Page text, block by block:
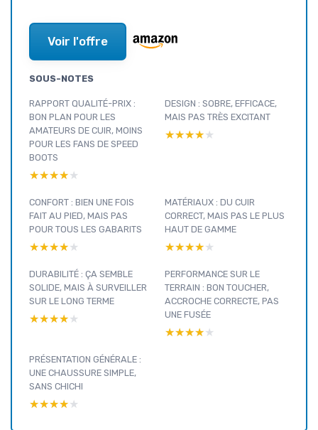
Voir l'offre
SOUS-NOTES
RAPPORT QUALITÉ-PRIX :
BON PLAN POUR LES
AMATEURS DE CUIR, MOINS
POUR LES FANS DE SPEED
BOOTS
★★★★★
★★★★★
DESIGN : SOBRE, EFFICACE,
MAIS PAS TRÈS EXCITANT
★★★★★
★★★★★
CONFORT : BIEN UNE FOIS
FAIT AU PIED, MAIS PAS
POUR TOUS LES GABARITS
★★★★★
★★★★★
MATÉRIAUX : DU CUIR
CORRECT, MAIS PAS LE PLUS
HAUT DE GAMME
★★★★★
★★★★★
DURABILITÉ : ÇA SEMBLE
SOLIDE, MAIS À SURVEILLER
SUR LE LONG TERME
★★★★★
★★★★★
PERFORMANCE SUR LE
TERRAIN : BON TOUCHER,
ACCROCHE CORRECTE, PAS
UNE FUSÉE
★★★★★
★★★★★
PRÉSENTATION GÉNÉRALE :
UNE CHAUSSURE SIMPLE,
SANS CHICHI
★★★★★
★★★★★